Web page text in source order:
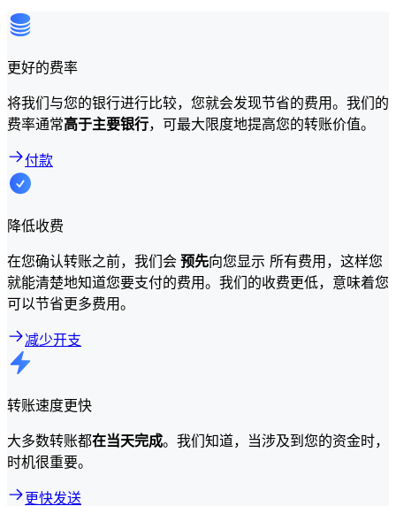
更好的费率
将我们与您的银行进行比较，您就会发现节省的费用。我们的
费率通常高于主要银行，可最大限度地提高您的转账价值。
付款
降低收费
在您确认转账之前，我们会 预先向您显示 所有费用，这样您
就能清楚地知道您要支付的费用。我们的收费更低，意味着您
可以节省更多费用。
减少开支
转账速度更快
大多数转账都在当天完成。我们知道，当涉及到您的资金时，
时机很重要。
更快发送